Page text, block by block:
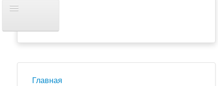
навигацию
Новости
Главная